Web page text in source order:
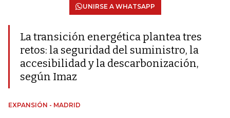
UNIRSE A WHATSAPP
La transición energética plantea tres
retos: la seguridad del suministro, la
accesibilidad y la descarbonización,
según Imaz
EXPANSIÓN - MADRID